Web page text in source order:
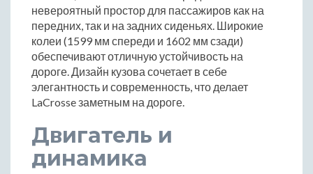
невероятный простор для пассажиров как на
передних, так и на задних сиденьях. Широкие
колеи (1599 мм спереди и 1602 мм сзади)
обеспечивают отличную устойчивость на
дороге. Дизайн кузова сочетает в себе
элегантность и современность, что делает
LaCrosse заметным на дороге.
Двигатель и
динамика